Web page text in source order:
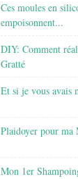
Ces moules en
empoisonnent...
DIY: Comment
Gratté
Et si je vous avais
Plaidoyer pour ma
Mon 1er